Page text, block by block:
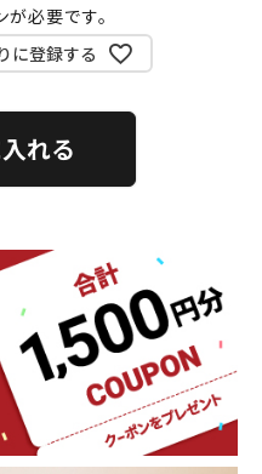
必要です。
に登録する
れる